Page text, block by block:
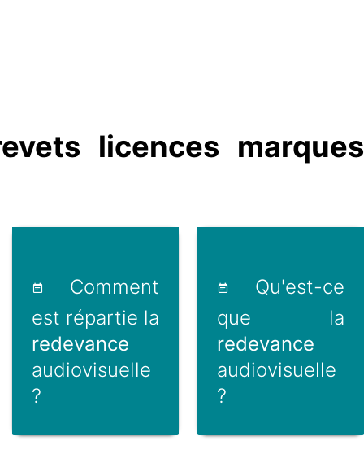
licences marques
Comment
est répartie la
redevance
audiovisuelle
?
Qu'est-ce
que la
redevance
audiovisuelle
?